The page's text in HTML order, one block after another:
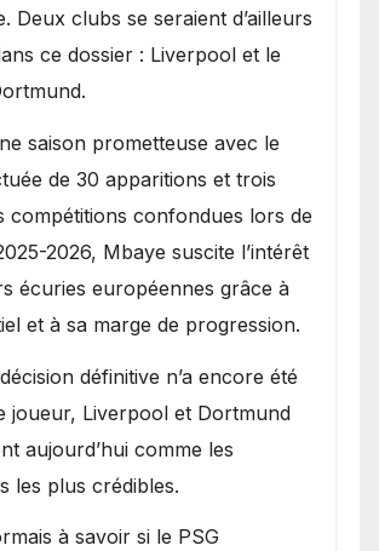
Deux clubs se seraient d’ailleurs
ce dossier : Liverpool et le
saison prometteuse avec le
de 30 apparitions et trois
compétitions confondues lors de
2026, Mbaye suscite l’intérêt
écuries européennes grâce à
et à sa marge de progression.
définitive n’a encore été
joueur, Liverpool et Dortmund
aujourd’hui comme les
les plus crédibles.
à savoir si le PSG